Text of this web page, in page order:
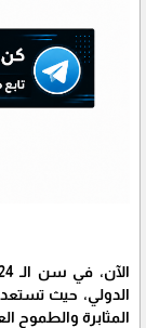
الدولي، حيث
المثابرة والطموح